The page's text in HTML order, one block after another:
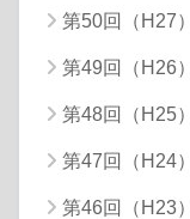
第50回（H27）
第49回（H26）
第48回（H25）
第47回（H24）
第46回（H23）